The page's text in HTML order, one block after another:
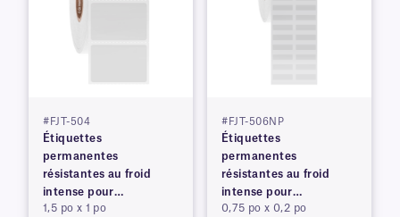
#FJT-504
Étiquettes
permanentes
résistantes au froid
intense pour
imprimantes à transfert
1,5 po x 1 po
#FJT-506NP
Étiquettes
permanentes
résistantes au froid
intense pour
imprimantes à transfert
0,75 po x 0,2 po